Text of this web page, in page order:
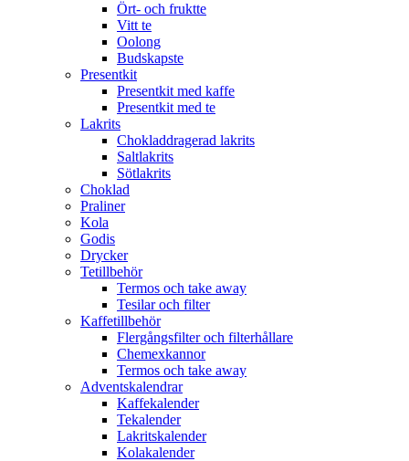
Ört- och fruktte
Vitt te
Oolong
Budskapste
Presentkit
Presentkit med kaffe
Presentkit med te
Lakrits
Chokladdragerad lakrits
Saltlakrits
Sötlakrits
Choklad
Praliner
Kola
Godis
Drycker
Tetillbehör
Termos och take away
Tesilar och filter
Kaffetillbehör
Flergångsfilter och filterhållare
Chemexkannor
Termos och take away
Adventskalendrar
Kaffekalender
Tekalender
Lakritskalender
Kolakalender